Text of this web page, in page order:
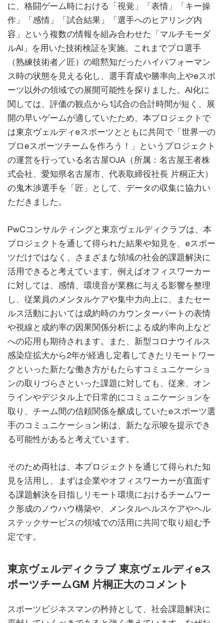
に、格闘ゲーム時における「視覚」「表情」「キー操
作」「感情」「試合結果」「選手へのヒアリング内
容」という複数の情報を組み合わせた「マルチモーダ
ルAI」を用いた技術検証を実施。これまでプロ選手
（熟練技術者／匠）の暗黙知だったハイパフォーマン
ス時の状態を見える化し、選手育成や勝率向上やeスポ
ーツ以外の領域での展開可能性を探りました。AI化に
関しては、評価の観点から1試合の合計時間が短く、展
開の早いゲームが適していたため、本プロジェクトで
は東京ヴェルディeスポーツとともに共同で「世界一の
プロeスポーツチームを作ろう！」というプロジェクト
の運営を行っている名古屋OJA（所属：名古屋王者株
式会社、愛知県名古屋市、代表取締役社長 片桐正大）
の鬼木渉選手を「匠」として、データの収集に協力い
ただきました。
PwCコンサルティングと東京ヴェルディクラブは、本
プロジェクトを通して得られた結果や知見を、eスポー
ツだけではなく、さまざまな領域の社会的課題解決に
活用できると考えています。例えばオフィスワーカー
に対しては、感情、環境音が業務に与える影響を整理
し、従業員のメンタルケアや集中力向上に、またセー
ルス活動においては成約時のカウンターパートの表情
や視線と成約率の因果関係分析による成約率向上など
への応用も期待されます。また、新型コロナウイルス
感染症拡大から2年が経過し定着してきたリモートワー
クといった新たな働き方がもたらすコミュニケーショ
ンの取りづらさといった課題に対しても、従来、オン
ラインやデジタル上で日常的にコミュニケーションを
取り、チーム間の信頼関係を醸成していたeスポーツ選
手のコミュニケーション術は、新たな示唆を提示でき
る可能性があると考えています。
そのため両社は、本プロジェクトを通じて得られた知
見を活用し、まずは企業やオフィスワーカーが直面す
る課題解決を目指しリモート環境におけるチームワー
ク形成のノウハウ構築や、メンタルヘルスケアやヘル
ステックサービスの領域での活用に共同で取り組む予
定です。
東京ヴェルディクラブ 東京ヴェルディeス
ポーツチームGM 片桐正大のコメント
スポーツビジネスマンの矜持として、社会課題解決に